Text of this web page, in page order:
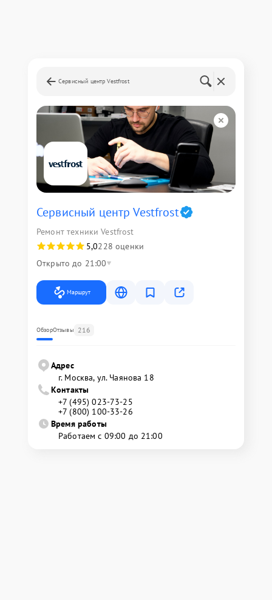
Сервисный центр Vestfrost
Сервисный центр Vestfrost
Ремонт техники Vestfrost
5,0228 оценки
Открыто до 21:00
Маршрут
ОбзорОтзывы 216
Адрес
г. Москва, ул. Чаянова 18
Контакты
+7 (495) 023-73-25
+7 (800) 100-33-26
Время работы
Работаем с 09:00 до 21:00